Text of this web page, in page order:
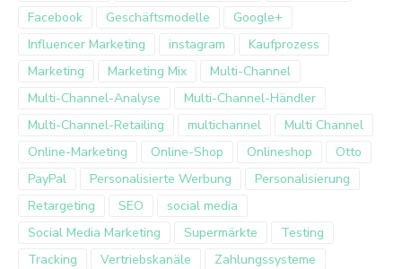
Facebook
Geschäftsmodelle
Google+
Influencer Marketing
instagram
Kaufprozess
Marketing
Marketing Mix
Multi-Channel
Multi-Channel-Analyse
Multi-Channel-Händler
Multi-Channel-Retailing
multichannel
Multi Channel
Online-Marketing
Online-Shop Onlineshop
Otto
PayPal
Personalisierte Werbung
Personalisierung
Retargeting
SEO
social media
Social Media Marketing
Supermärkte
Testing
Tracking
Vertriebskanäle Zahlungssysteme